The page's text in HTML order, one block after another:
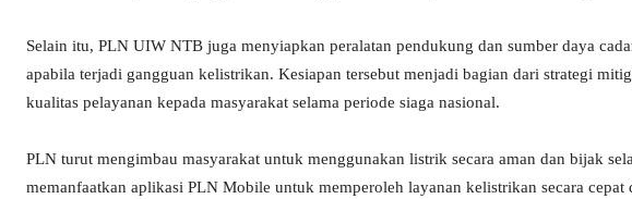
Selain itu, PLN UIW NTB juga menyiapkan peralatan pendukung dan sumber daya
apabila terjadi gangguan kelistrikan. Kesiapan tersebut menjadi bagian dari strategi
kualitas pelayanan kepada masyarakat selama periode siaga nasional.
PLN turut mengimbau masyarakat untuk menggunakan listrik secara aman dan bijak
memanfaatkan aplikasi PLN Mobile untuk memperoleh layanan kelistrikan secara